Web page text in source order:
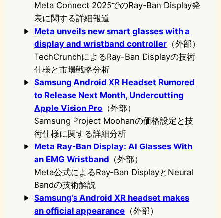
Meta Connect 2025でのRay-Ban Display発
表に関する詳細報道
Meta unveils new smart glasses with a
display and wristband controller （外部）
TechCrunchによるRay-Ban Displayの技術
仕様と市場戦略分析
Samsung Android XR Headset Rumored
to Release Next Month, Undercutting
Apple Vision Pro （外部）
Samsung Project Moohanの価格設定と技
術仕様に関する詳細分析
Meta Ray-Ban Display: AI Glasses With
an EMG Wristband （外部）
Meta公式によるRay-Ban DisplayとNeural
Bandの技術解説
Samsung’s Android XR headset makes
an official appearance （外部）